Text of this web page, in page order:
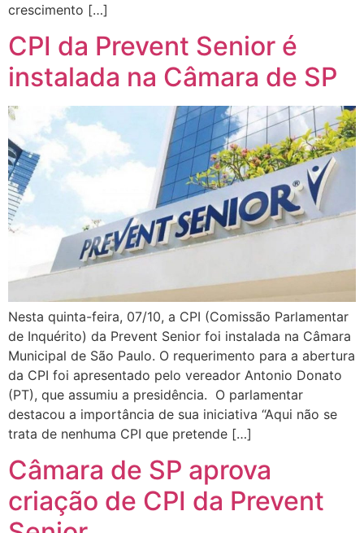
crescimento […]
CPI da Prevent Senior é
instalada na Câmara de SP
Nesta quinta-feira, 07/10, a CPI (Comissão Parlamentar
de Inquérito) da Prevent Senior foi instalada na Câmara
Municipal de São Paulo. O requerimento para a abertura
da CPI foi apresentado pelo vereador Antonio Donato
(PT), que assumiu a presidência. O parlamentar
destacou a importância de sua iniciativa “Aqui não se
trata de nenhuma CPI que pretende […]
Câmara de SP aprova
criação de CPI da Prevent